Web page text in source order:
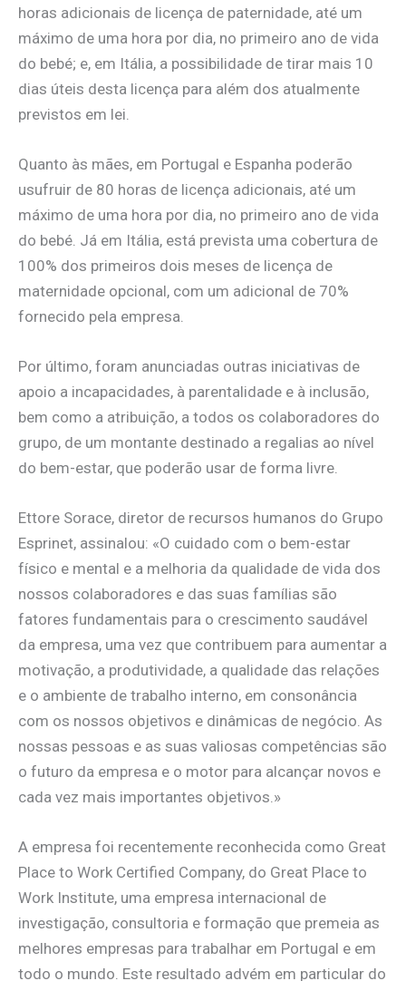
horas adicionais de licença de paternidade, até um
máximo de uma hora por dia, no primeiro ano de vida
do bebé; e, em Itália, a possibilidade de tirar mais 10
dias úteis desta licença para além dos atualmente
previstos em lei.
Quanto às mães, em Portugal e Espanha poderão
usufruir de 80 horas de licença adicionais, até um
máximo de uma hora por dia, no primeiro ano de vida
do bebé. Já em Itália, está prevista uma cobertura de
100% dos primeiros dois meses de licença de
maternidade opcional, com um adicional de 70%
fornecido pela empresa.
Por último, foram anunciadas outras iniciativas de
apoio a incapacidades, à parentalidade e à inclusão,
bem como a atribuição, a todos os colaboradores do
grupo, de um montante destinado a regalias ao nível
do bem-estar, que poderão usar de forma livre.
Ettore Sorace, diretor de recursos humanos do Grupo
Esprinet, assinalou: «O cuidado com o bem-estar
físico e mental e a melhoria da qualidade de vida dos
nossos colaboradores e das suas famílias são
fatores fundamentais para o crescimento saudável
da empresa, uma vez que contribuem para aumentar a
motivação, a produtividade, a qualidade das relações
e o ambiente de trabalho interno, em consonância
com os nossos objetivos e dinâmicas de negócio. As
nossas pessoas e as suas valiosas competências são
o futuro da empresa e o motor para alcançar novos e
cada vez mais importantes objetivos.»
A empresa foi recentemente reconhecida como Great
Place to Work Certified Company, do Great Place to
Work Institute, uma empresa internacional de
investigação, consultoria e formação que premeia as
melhores empresas para trabalhar em Portugal e em
todo o mundo. Este resultado advém em particular do